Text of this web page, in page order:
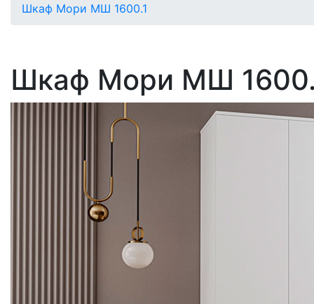
Шкаф Мори МШ 1600.1
Шкаф Мори МШ